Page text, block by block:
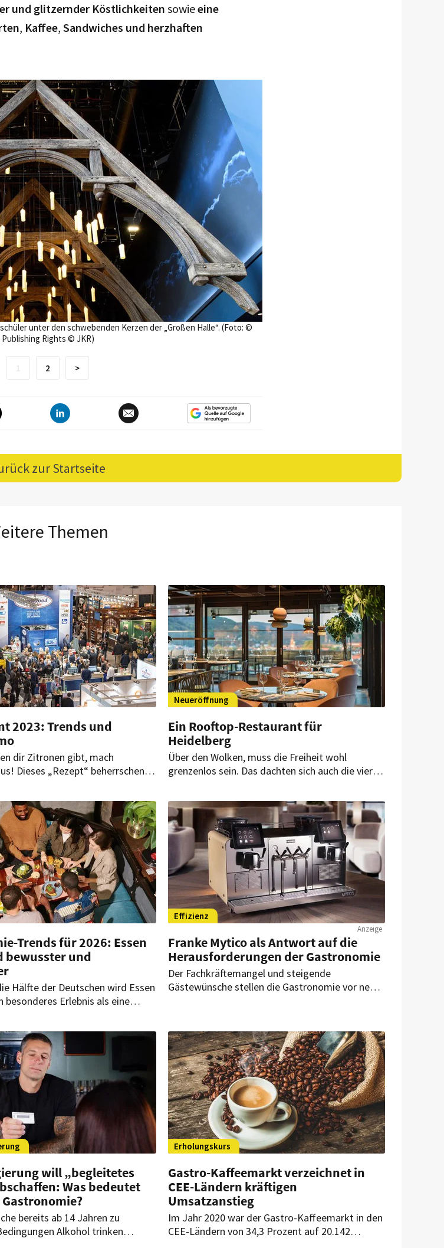
und glitzernder Köstlichkeitensowieeine
, Kaffee, Sandwiches und herzhaften
unter den schwebenden Kerzen der „Großen Halle“. (Foto: ©
Rights © JKR)
2 >
zur Startseite
Themen
2023: Trends und
dir Zitronen gibt, mach
Dieses „Rezept“ beherrschen
der „Gastro Ivent“ will
Marta Pasierbek daher „jede
ausschenken.
Neueröffnung
Ein Rooftop-Restaurant für
Heidelberg
Über den Wolken, muss die Freiheit wohl
grenzenlos sein. Das dachten sich auch die vier
verantwortlich sind. Deshalb wählten sie einen
ungewöhnlichen Standort für ihr neues Projekt.
Trends für 2026: Essen
bewusster und
Hälfte der Deutschen wird Essen
besonderes Erlebnis als eine
wird.
Effizienz
Anzeige
Franke Mytico als Antwort auf die
Herausforderungen der Gastronomie
Der Fachkräftemangel und steigende
Gästewünsche stellen die Gastronomie vor neue
Knopfdruck liefert, Effizienz in Stoßzeiten
ermöglicht und Design mit moderner
Technologie vereint.
will „begleitetes
Was bedeutet
bereits ab 14 Jahren zu
Alkohol trinken
Erholungskurs
Gastro-Kaffeemarkt verzeichnet in
CEE-Ländern kräftigen
Umsatzanstieg
Im Jahr 2020 war der Gastro-Kaffeemarkt in den
CEE-Ländern von 34,3 Prozent auf 20.142